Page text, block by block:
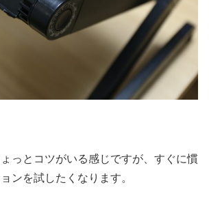
っとコツがいる感じですが、すぐに慣
ンを試したくなります。